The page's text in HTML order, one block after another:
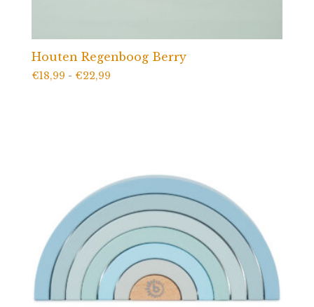
Houten Regenboog Berry
€18,99 - €22,99Prijsklasse: